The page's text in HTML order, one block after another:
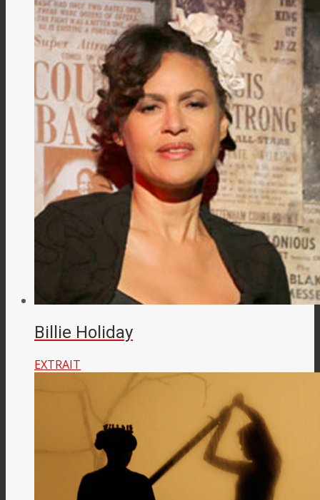
Billie Holiday
EXTRAIT